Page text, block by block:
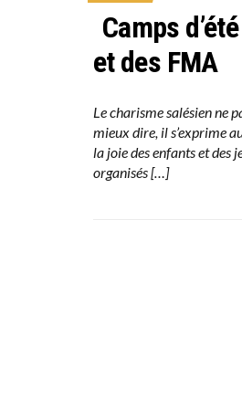
Camps
et des FMA
Le charisme salésien ne
mieux dire, il s’exprime
la joie des enfants et des
organisés […]